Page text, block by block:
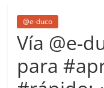
del
@e-duco
Vía @e-
para